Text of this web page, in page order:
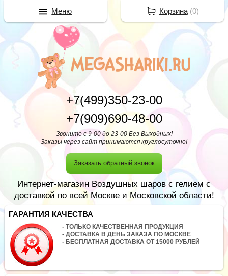
+7(499)350-23-00
+7(909)690-48-00
Звоните с 9-00 до 23-00 Без Выходных!
Заказы через сайт принимаются круглосуточно!
Заказать обратный звонок
Интернет-магазин Воздушных шаров с гелием с
доставкой по всей Москве и Московской области!
ГАРАНТИЯ КАЧЕСТВА
- ТОЛЬКО КАЧЕСТВЕННАЯ ПРОДУКЦИЯ
- ДОСТАВКА В ДЕНЬ ЗАКАЗА ПО МОСКВЕ
- БЕСПЛАТНАЯ ДОСТАВКА ОТ 15000 РУБЛЕЙ
Корзина(0)
Меню